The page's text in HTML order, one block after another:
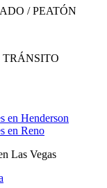
/ PEATÓN
TRÁNSITO
en Henderson
en Reno
Las Vegas